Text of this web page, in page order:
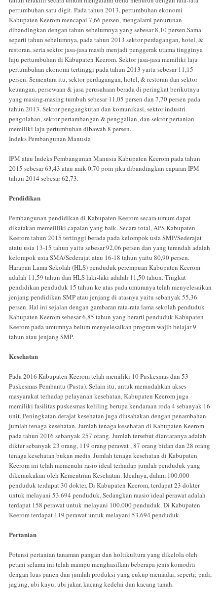
pertumbuhan satu digit. Pada tahun 2013, pertumbuhan ekonomi
Kabupaten Keerom mencapai 7,66 persen, mengalami penurunan
dibandingkan dengan tahun sebelumnya yang sebesar 8,10 persen.Sama
seperti tahun sebelumnya, pada tahun 2013 sektor perdagangan, hotel, &
restoran, serta sektor jasa-jasa masih menjadi penggerak utama tingginya
laju pertumbuhan di Kabupaten Keerom. Sektor jasa-jasa memiliki laju
pertumbuhan ekonomi tertinggi pada tahun 2013 yaitu sebesar 11,15
persen. Sementara itu, sektor perdagangan, hotel, & restoran dan sektor
keuangan, persewaan & jasa perusahaan berada di peringkat berikutnya
yang masing-masing tumbuh sebesar 11,05 persen dan 7,70 persen pada
tahun 2013. Sektor pengangkutan dan komunikasi, sektor industri
pengolahan, sektor pertambangan & penggalian, dan sektor pertanian
memiliki laju pertumbuhan dibawah 8 persen.
Indeks Pembangunan Manusia
IPM atau Indeks Pembangunan Manusia Kabupaten Keerom pada tahun
2015 sebesar 63,43 atau naik 0,70 poin jika dibandingkan capaian IPM
tahun 2014 sebesar 62,73.
Pendidikan
Pembangunan pendidikan di Kabupaten Keerom secara umum dapat
dikatakan memeiiliki capaian yang baik. Secara total, APS Kabupaten
Keerom tahun 2015 tertinggi berada pada kelompok usia SMP/Sederajat
atatu usia 13-15 tahun yaitu sebesar 92,06 persen dan yang terendah adalah
kelompok usia SMA/Sederajat atau 16-18 tahun yaitu 80,90 persen.
Harapan Lama Sekolah (HLS) penduduk perempuan Kabupaten Keerom
adalah 11,59 tahun dan HLS laki-laki adalah 11,50 tahun. Tingkat
pendidikan penduduk 15 tahun ke atas pada umumnya telah menyelesaikan
jenjang pendidikan SMP atau jenjang di atasnya yaitu sebanyak 55,36
persen. Hal ini sejalan dengan gambaran rata-rata lama sekolah penduduk
Kabupaten Keerom sebesar 6,85 tahun yang berarti penduduk Kabupaten
Keerom pada umumnya belum menyelesaikan program wajib belajar 9
tahun atau jenjang SMP.
Kesehatan
Pada 2016 Kabupaten Keerom telah memiliki 10 Puskesmas dan 53
Puskesmas Pembantu (Pustu). Selain itu, untuk memudahkan akses
masyarakat terhadap pelayanan kesehatan, Kabupaten Keerom juga
memiliki fasilitas puskesmas keliling berupa kendaraan roda 4 sebanyak 16
unit. Peningkatan derajat kesehatan juga diusahakan dengan penambahan
jumlah tenaga kesehatan. Jumlah tenaga kesehatan di Kabupaten Keerom
pada tahun 2016 sebanyak 257 orang. Jumlah tersebut diantaranya adalah
dikter sebanyak 23 orang, 119 orang perawat , 87 orang bidan dan 28 orang
tenaga kesehatan bukan medis. Jumlah tenaga kesehatan di Kabupaten
Keerom ini telah memenuhi rasio ideal terhadap jumlah penduduk yang
dikemukakan oleh Kementrian Kesehatan. Idealnya, dalam 100.000
penduduk terdapat 30 dokter. Di Kabupaten Keerom, terdapat 23 dokter
untuk melayani 53.694 penduduk. Sedangkan raasio ideal perawat adalah
terdapat 158 perawat untuk melayani 100.000 penduduk. Di Kabupaten
Keerom terdapat 119 perawat untuk melayani 53.694 penduduk.
Pertanian
Potensi pertanian tanaman pangan dan holtikultura yang dikelola oleh
petani selama ini telah mampu menghasilkan beberapa jenis komoditi
dengan luas panen dan jumlah produksi yang cukup memadai, seperti; padi,
jagung, ubi kayu, ubi jakar, kacang kedelai dan kacang tanah.